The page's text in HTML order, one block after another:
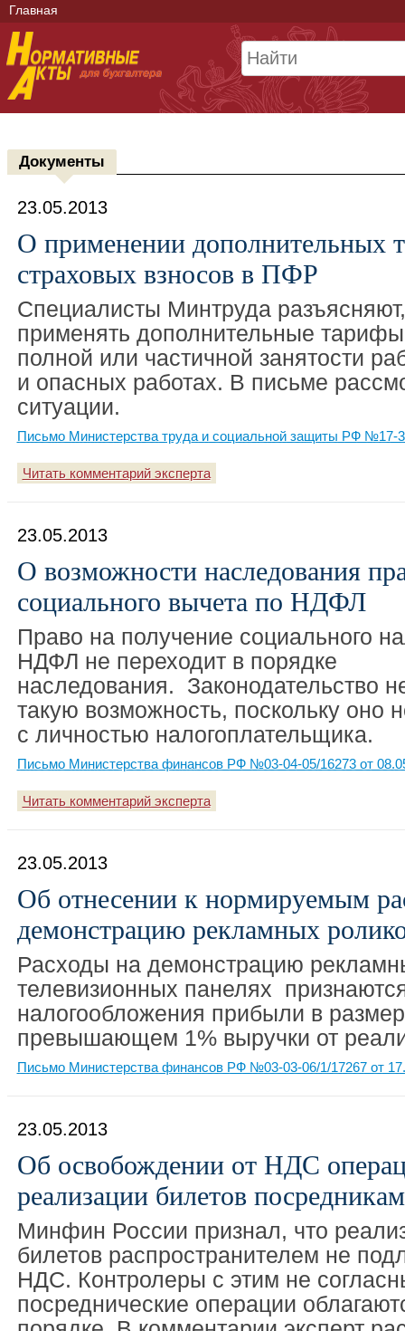
Главная
Документы
23.05.2013
О применении дополнительных
страховых взносов в ПФР
Специалисты Минтруда
применять дополнительные тарифы
полной или частичной занятости
и опасных работах. В письме
ситуации.
Письмо Министерства труда и социальной защиты РФ №17-
Читать комментарий эксперта
23.05.2013
О возможности наследования
социального вычета по НДФЛ
Право на получение социального
НДФЛ не переходит в порядке
наследования. Законодательство
такую возможность, поскольку оно
с личностью налогоплательщика.
Письмо Министерства финансов РФ №03-04-05/16273 от
Читать комментарий эксперта
23.05.2013
Об отнесении к нормируемым
демонстрацию рекламных
Расходы на демонстрацию
телевизионных панелях
налогообложения прибыли в
превышающем 1% выручки от
Письмо Министерства финансов РФ №03-03-06/1/17267 от
23.05.2013
Об освобождении от НДС
реализации билетов
Минфин России признал, что
билетов распространителем не
НДС. Контролеры с этим не
посреднические операции